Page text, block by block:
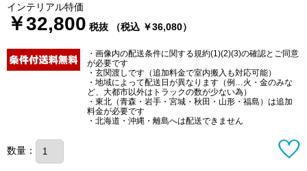
インテリアル特価
￥32,800 税抜 （税込 ￥36,080）
・画像内の配送条件に関する規約(1)(2)(3)の確認とご同意
が必要です
・玄関渡しです（追加料金で室内搬入も対応可能）
・地域によって配送日が異なります（例…火・金のみな
ど、大都市以外はトラックの数が少ない為）
・東北（青森・岩手・宮城・秋田・山形・福島）は追加
料金が必要です
・北海道・沖縄・離島へは配送できません
数量：